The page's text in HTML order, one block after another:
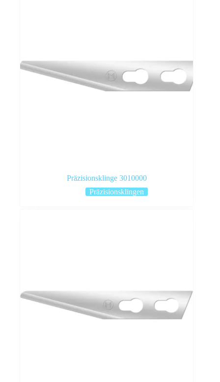
Präzisionsklinge 3010000
Präzisionsklingen